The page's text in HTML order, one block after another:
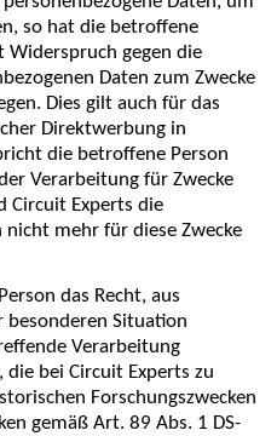
so hat die betroffene
Widerspruch gegen die
Daten zum Zwecke
Dies gilt auch für das
Direktwerbung in
die betroffene Person
Verarbeitung für Zwecke
Circuit Experts die
nicht mehr für diese Zwecke
das Recht, aus
besonderen Situation
Verarbeitung
die bei Circuit Experts zu
Forschungszwecken
gemäß Art. 89 Abs. 1 DS-